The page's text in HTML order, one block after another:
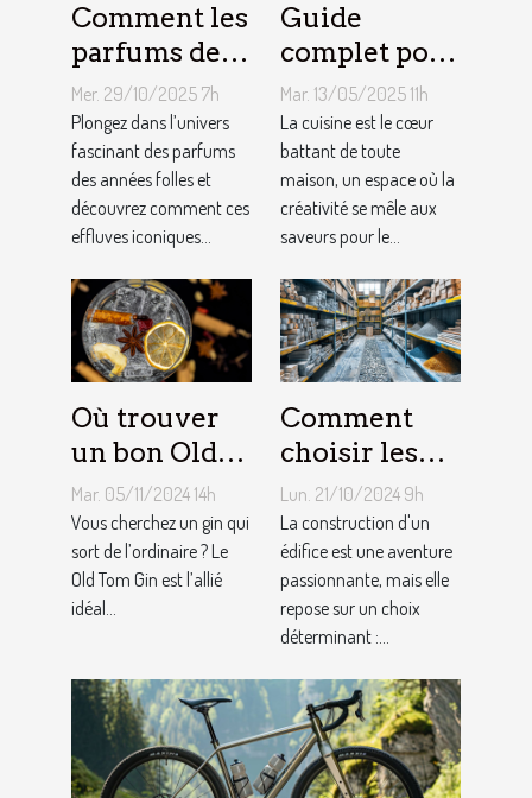
Comment les
parfums des
années folles
influencent-
ils la mode
moderne ?
Mer. 29/10/2025 7h
Plongez dans l’univers
fascinant des parfums
des années folles et
découvrez comment ces
effluves iconiques...
Guide
complet pour
choisir le
meilleur
équipement
de cuisine
Mar. 13/05/2025 11h
La cuisine est le cœur
battant de toute
maison, un espace où la
créativité se mêle aux
saveurs pour le...
Où trouver
un bon Old
Tom Gin
artisanal ?
Mar. 05/11/2024 14h
Vous cherchez un gin qui
sort de l’ordinaire ? Le
Old Tom Gin est l’allié
idéal...
Comment
choisir les
matériaux de
construction
adaptés à
votre projet
Lun. 21/10/2024 9h
La construction d'un
édifice est une aventure
passionnante, mais elle
repose sur un choix
déterminant :...